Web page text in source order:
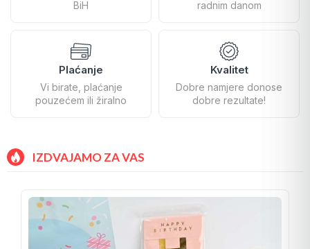
BiH radnim danom
Plaćanje
Vi birate, plaćanje
pouzećem ili žiralno
Kvalitet
Dobre namjere donose
dobre rezultate!
IZDVAJAMO ZA VAS